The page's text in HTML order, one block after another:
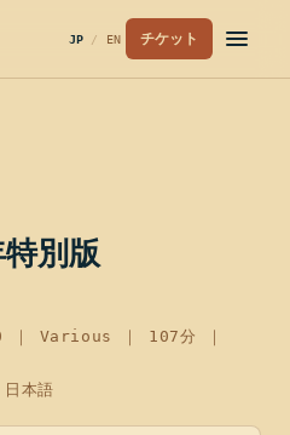
JP / EN チケット
別版
｜ Various ｜ 107分 ｜
本語